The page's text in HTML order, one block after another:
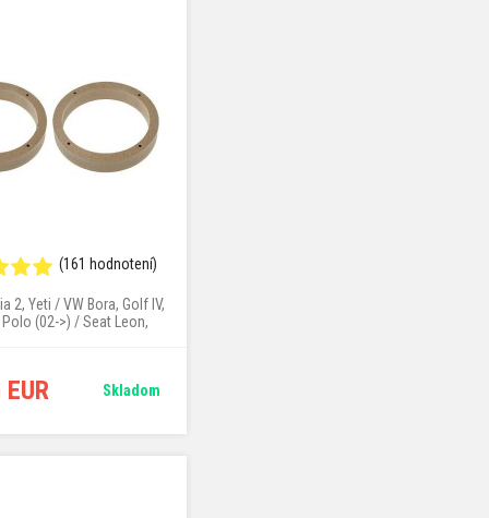
(161 hodnotení)
2, Yeti / VW Bora, Golf IV,
(02->) / Seat Leon,
Skladom